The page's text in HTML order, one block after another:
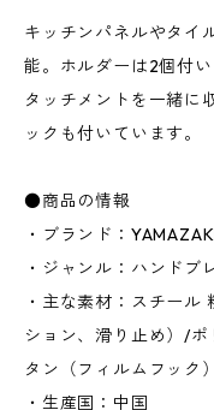
キッチンパネルやタイ
能。ホルダーは2個付
タッチメントを一緒に
ックも付いています。
●商品の情報
・ブランド：
・ジャンル：ハンドブ
・主な素材：スチール
ション、滑り止め）/
タン（フィルムフック）
・生産国：中国